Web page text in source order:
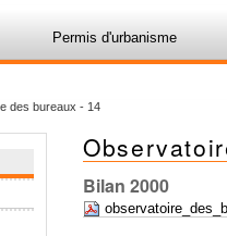
Permis d'urbanisme
des bureaux - 14
Bilan 2000